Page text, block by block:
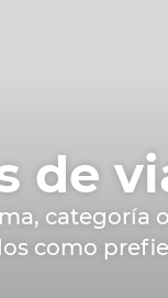
de
categoría
como